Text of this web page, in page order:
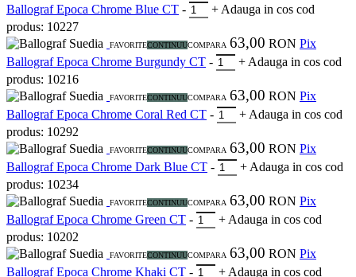
Ballograf Epoca Chrome Blue CT - + Adauga in cos cod
produs: 10227
Suedia
FAVORITECONTINUUCOMPARA 63,00 RON Pix
Ballograf Epoca Chrome Burgundy CT - + Adauga in cos cod
produs: 10216
Suedia
FAVORITECONTINUUCOMPARA 63,00 RON Pix
Ballograf Epoca Chrome Coral Red CT - + Adauga in cos cod
produs: 10292
Suedia
FAVORITECONTINUUCOMPARA 63,00 RON Pix
Ballograf Epoca Chrome Dark Blue CT - + Adauga in cos cod
produs: 10234
Suedia
FAVORITECONTINUUCOMPARA 63,00 RON Pix
Ballograf Epoca Chrome Green CT - + Adauga in cos cod
produs: 10202
Suedia
FAVORITECONTINUUCOMPARA 63,00 RON Pix
Ballograf Epoca Chrome Khaki CT - + Adauga in cos cod